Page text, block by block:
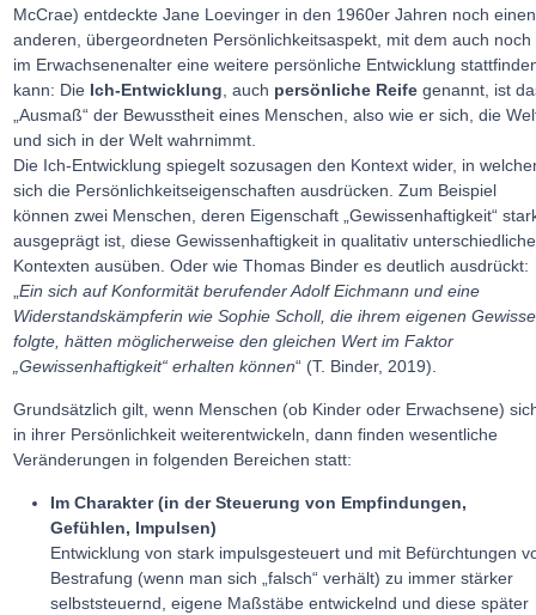
McCrae) entdeckte Jane Loevinger in den 1960er Jahren noch einen
anderen, übergeordneten Persönlichkeitsaspekt, mit dem auch noch
im Erwachsenenalter eine weitere persönliche Entwicklung
kann: Die Ich-Entwicklung , auch persönliche Reife genannt, ist
„Ausmaß“ der Bewusstheit eines Menschen, also wie er sich, die
und sich in der Welt wahrnimmt.
Die Ich-Entwicklung spiegelt sozusagen den Kontext wider, in
sich die Persönlichkeitseigenschaften ausdrücken. Zum Beispiel
können zwei Menschen, deren Eigenschaft „Gewissenhaftigkeit“
ausgeprägt ist, diese Gewissenhaftigkeit in qualitativ
Kontexten ausüben. Oder wie Thomas Binder es deutlich ausdrückt:
„Ein sich auf Konformität berufender Adolf Eichmann und eine
Widerstandskämpferin wie Sophie Scholl, die ihrem eigenen
folgte, hätten möglicherweise den gleichen Wert im Faktor
„Gewissenhaftigkeit“ erhalten können“ (T. Binder, 2019).
Grundsätzlich gilt, wenn Menschen (ob Kinder oder Erwachsene)
in ihrer Persönlichkeit weiterentwickeln, dann finden wesentliche
Veränderungen in folgenden Bereichen statt:
Im Charakter (in der Steuerung von Empfindungen,
Gefühlen, Impulsen)
Entwicklung von stark impulsgesteuert und mit Befürchtungen
Bestrafung (wenn man sich „falsch“ verhält) zu immer stärker
selbststeuernd, eigene Maßstäbe entwickelnd und diese später